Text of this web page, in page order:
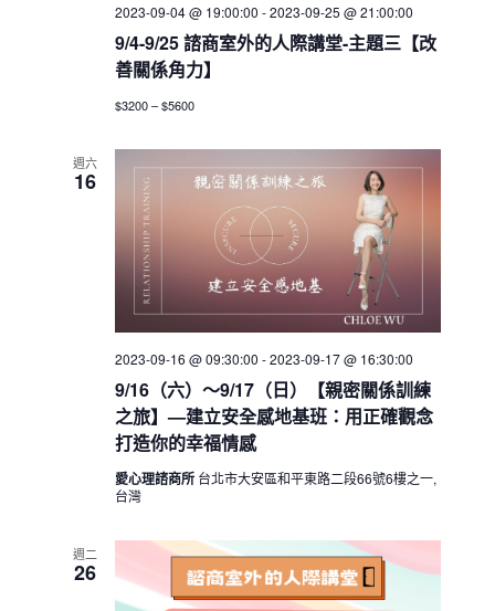
9/4-9/25 諮商室外的人際講堂-主題三【改
善關係角力】
2023-09-04 @ 19:00:00 -2023-09-25 @ 21:00:00
$3200 – $5600
週六
16
9/16（六）～9/17（日）【親密關係訓練
之旅】—建立安全感地基班：用正確觀念
打造你的幸福情感
2023-09-16 @ 09:30:00 -2023-09-17 @ 16:30:00
愛心理諮商所 台北市大安區和平東路二段66號6樓之一,
台灣
週二
26